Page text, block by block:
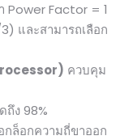
Power Factor = 1
และสามารถเลือก
ควบคุม
ถึง 98%
กล็อกความถี่ขาออก